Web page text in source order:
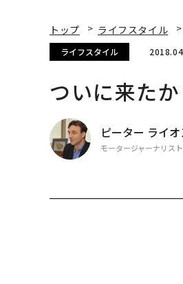
トップ ライフスタイル
ライフスタイル
ついに来た
ピーター ライ
モータージャーナリス